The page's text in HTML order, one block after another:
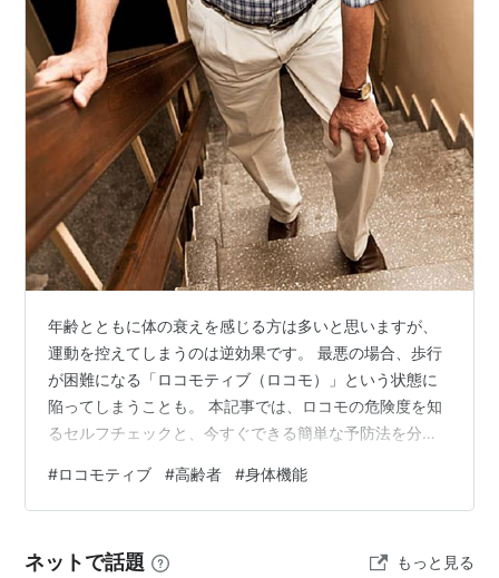
年齢とともに体の衰えを感じる方は多いと思いますが、
運動を控えてしまうのは逆効果です。 最悪の場合、歩行
が困難になる「ロコモティブ（ロコモ）」という状態に
陥ってしまうことも。 本記事では、ロコモの危険度を知
るセルフチェックと、今すぐできる簡単な予防法を分か
まずは小さな一歩から始めてみませんか？ ***目次*** ロ
コモティブってなに？高齢者が注意する症状は？ ロコモ
が注意したい「初期サイン」と症状 自宅でできる！ロコ
#ロコモティブ #高齢者 #身体機能
ネットで話題 もっと見る